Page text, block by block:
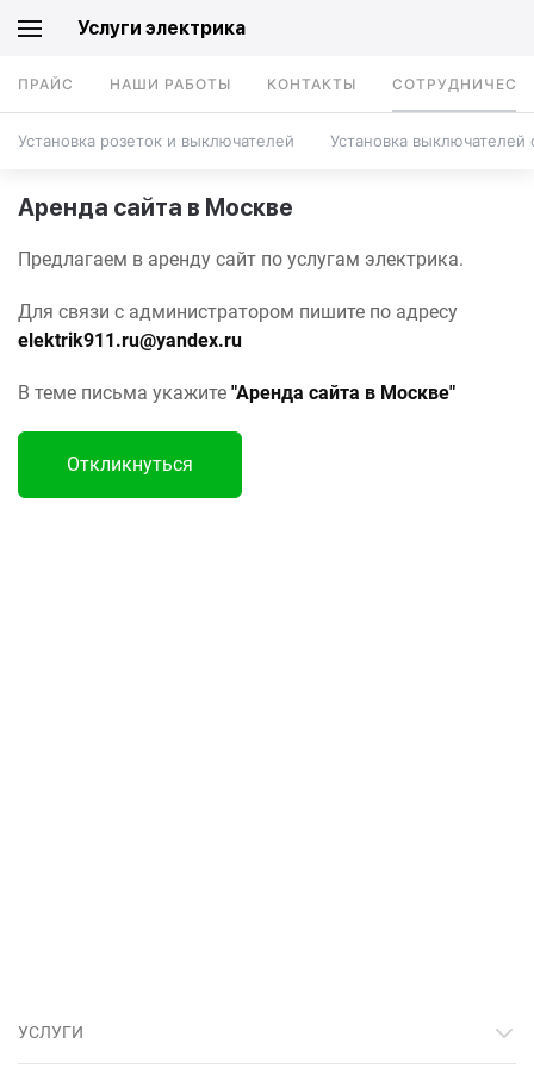
Услуги электрика
ПРАЙС НАШИ РАБОТЫ КОНТАКТЫ
Установка розеток и выключателей Установка выключателей
Аренда сайта в Москве
Предлагаем в аренду сайт по услугам электрика.
Для связи с администратором пишите по адресу
elektrik911.ru@yandex.ru
В теме письма укажите "Аренда сайта в Москве"
Откликнуться
УСЛУГИ